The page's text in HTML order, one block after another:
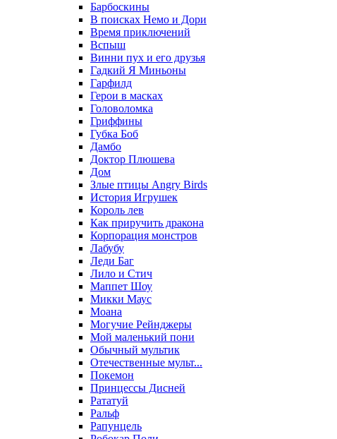
Барбоскины
В поисках Немо и Дори
Время приключений
Вспыш
Винни пух и его друзья
Гадкий Я Миньоны
Гарфилд
Герои в масках
Головоломка
Гриффины
Губка Боб
Дамбо
Доктор Плюшева
Дом
Злые птицы Angry Birds
История Игрушек
Король лев
Как приручить дракона
Корпорация монстров
Лабубу
Леди Баг
Лило и Стич
Маппет Шоу
Микки Маус
Моана
Могучие Рейнджеры
Мой маленький пони
Обычный мультик
Отечественные мульт...
Покемон
Принцессы Дисней
Рататуй
Ральф
Рапунцель